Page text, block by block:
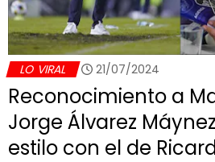
LO VIRAL 21/07/2024
Reconocimiento a
Jorge Álvarez
estilo con el de